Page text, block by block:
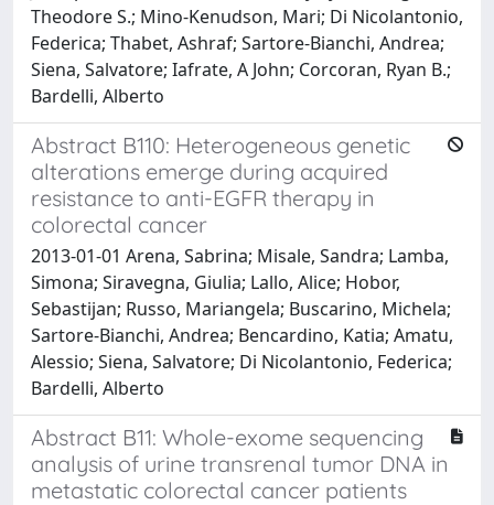
Theodore S.; Mino-Kenudson, Mari; Di Nicolantonio,
Federica; Thabet, Ashraf; Sartore-Bianchi, Andrea;
Siena, Salvatore; Iafrate, A John; Corcoran, Ryan B.;
Bardelli, Alberto
Abstract B110: Heterogeneous genetic
alterations emerge during acquired
resistance to anti-EGFR therapy in
colorectal cancer
2013-01-01 Arena, Sabrina; Misale, Sandra; Lamba,
Simona; Siravegna, Giulia; Lallo, Alice; Hobor,
Sebastijan; Russo, Mariangela; Buscarino, Michela;
Sartore-Bianchi, Andrea; Bencardino, Katia; Amatu,
Alessio; Siena, Salvatore; Di Nicolantonio, Federica;
Bardelli, Alberto
Abstract B11: Whole-exome sequencing
analysis of urine transrenal tumor DNA in
metastatic colorectal cancer patients